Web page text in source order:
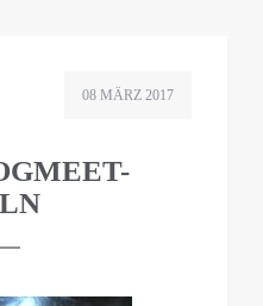
08 MÄRZ 2017